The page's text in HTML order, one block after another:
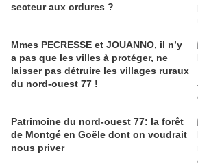
secteur aux ordures ?
Mmes PECRESSE et JOUANNO, il n’y
a pas que les villes à protéger, ne
laisser pas détruire les villages ruraux
du nord-ouest 77 !
Patrimoine du nord-ouest 77: la forêt
de Montgé en Goële dont on voudrait
nous priver